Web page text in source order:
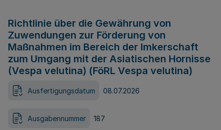
Richtlinie über die Gewährung von
Zuwendungen zur Förderung von
Maßnahmen im Bereich der Imkerschaft
zum Umgang mit der Asiatischen Hornisse
(Vespa velutina) (FöRL Vespa velutina)
Ausfertigungsdatum 08.07.2026
Ausgabennummer 187